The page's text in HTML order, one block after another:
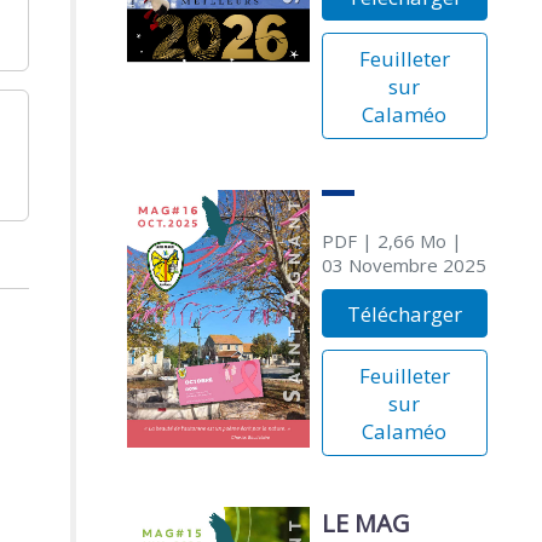
Feuilleter
sur
Calaméo
PDF| 2,66 Mo |
03 Novembre 2025
Télécharger
Feuilleter
sur
Calaméo
LE MAG